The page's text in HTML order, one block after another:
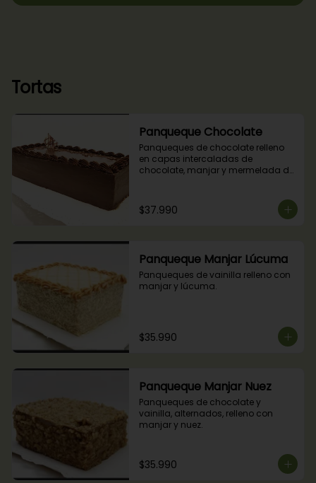
Tortas
Panqueque Chocolate
Panqueques de chocolate relleno
en capas intercaladas de
chocolate, manjar y mermelada de
$37.990
Panqueque Manjar Lúcuma
Panqueques de vainilla relleno con
manjar y lúcuma.
$35.990
Panqueque Manjar Nuez
Panqueques de chocolate y
vainilla, alternados, relleno con
manjar y nuez.
$35.990